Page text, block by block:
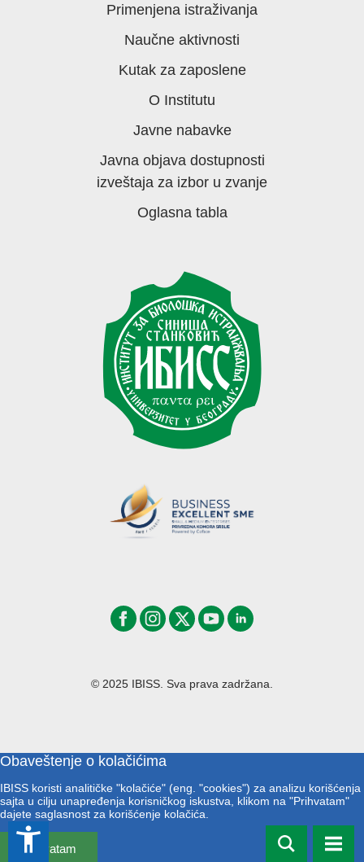
Primenjena istraživanja
Naučne aktivnosti
Kutak za zaposlene
O Institutu
Javne nabavke
Javna objava dostupnosti
izveštaja za izbor u zvanje
Oglasna tabla
© 2025 IBISS. Sva prava zadržana.
Obaveštenje o kolačićima
IBISS koristi analitičke "kolačiće" (eng. "cookies") za analizu korišćenja
sajta u cilju unapređenja korisničkog iskustva, klikom na "Prihvatam"
dajete saglasnost za korišćenje kolačića.
Prihvatam
accessibility_new